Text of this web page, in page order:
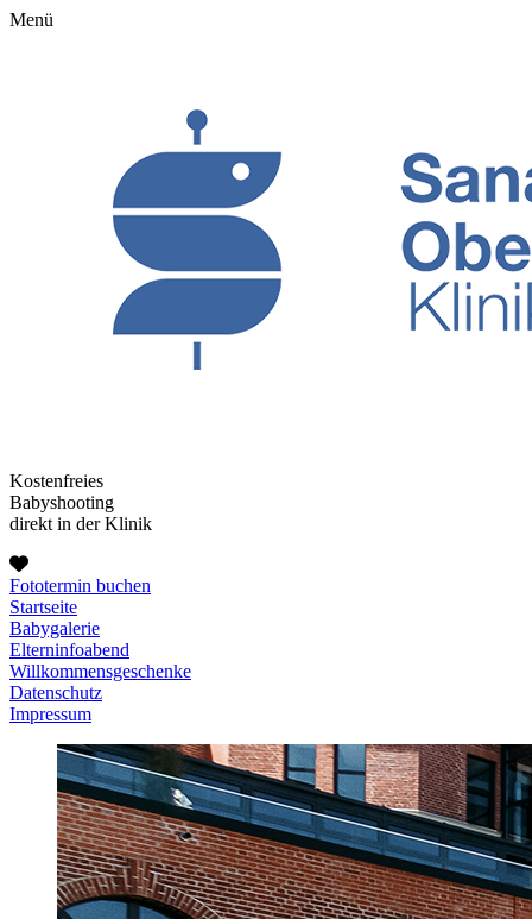
Menü
Kostenfreies
Babyshooting
direkt in der Klinik
Fototermin buchen
Startseite
Babygalerie
Elterninfoabend
Willkommensgeschenke
Datenschutz
Impressum